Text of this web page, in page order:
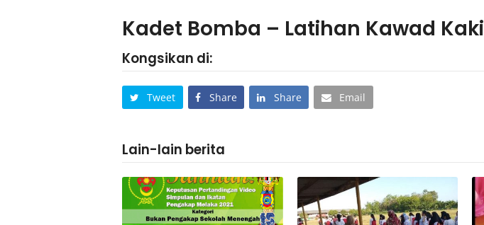
Kadet Bomba – Latihan Kawad Kaki
Kongsikan di:
Tweet Share Share Email
Lain-lain berita